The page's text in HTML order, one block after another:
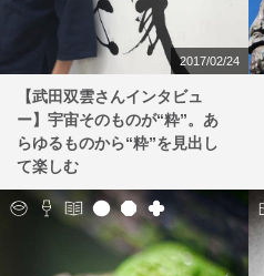
2017/02/24
【武田双雲さんインタビュ
ー】宇宙そのものが“粋”。あ
らゆるものから“粋”を見出し
て楽しむ